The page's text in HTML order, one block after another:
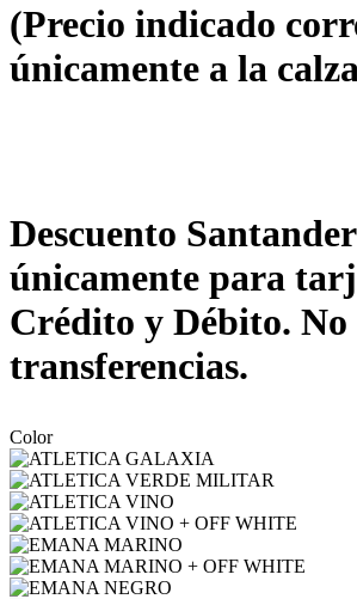
(Precio indicado
únicamente a la
Descuento
únicamente para
Crédito y Débito. No
transferencias.
Color